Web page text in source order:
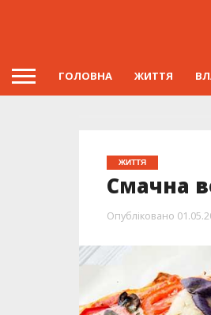
ГОЛОВНА ЖИТТЯ
ЖИТТЯ
Смачна
Опубліковано